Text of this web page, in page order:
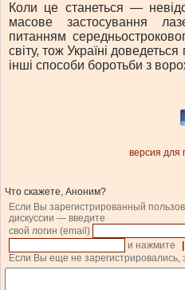
Коли це станеться —
масове застосування
питанням
світу, тож Україні
інші способи боротьби з
версия для
Что скажете, Аноним?
Если Вы зарегистрированный
дискуссии — введите
свой логин (email)
и нажмите
Если Вы еще не зарегистрировались,